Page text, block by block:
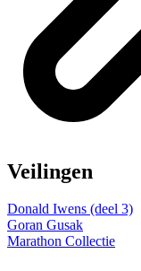
Veilingen
Donald Iwens (deel 3)
Goran Gusak
Marathon Collectie